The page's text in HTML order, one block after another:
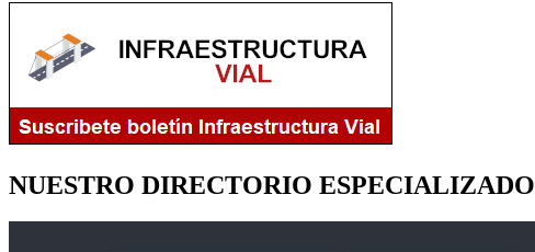
NUESTRO DIRECTORIO ESPECIALIZADO